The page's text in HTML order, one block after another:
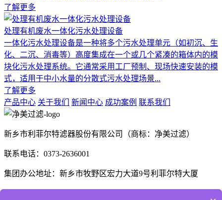
了解更多
处理有机废水一体化污水处理设备
一体化污水处理设备是一种将多个污水处理单元（如初沉、生
化、二沉、消毒等）高度集成在一个或几个紧凑的箱体内的模
块化污水处理系统。它通常采用工厂预制、现场快速安装的模
式，适用于中小水量的分散式污水处理场景...
了解更多
产品中心 关于我们 新闻中心 成功案例 联系我们
新乡市利菲尔特滤器股份有限公司（商标：净美过滤）
联系电话：0373-2636001
集团办公地址：新乡市牧野区宏力大道9号利菲尔特大厦